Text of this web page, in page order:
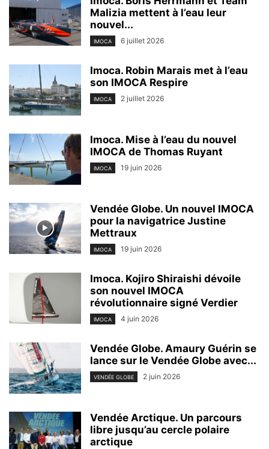
Malizia mettent à l’eau leur
nouvel...
IMOCA 6 juillet 2026
Imoca. Robin Marais met à l’eau
son IMOCA Respire
IMOCA 2 juillet 2026
Imoca. Mise à l’eau du nouvel
IMOCA de Thomas Ruyant
IMOCA 19 juin 2026
Vendée Globe. Un nouvel IMOCA
pour la navigatrice Justine
Mettraux
IMOCA 19 juin 2026
Imoca. Kojiro Shiraishi dévoile
son nouvel IMOCA
révolutionnaire signé Verdier
IMOCA 4 juin 2026
Vendée Globe. Amaury Guérin se
lance sur le Vendée Globe avec...
VENDÉE GLOBE 2 juin 2026
Vendée Arctique. Un parcours
libre jusqu’au cercle polaire
arctique